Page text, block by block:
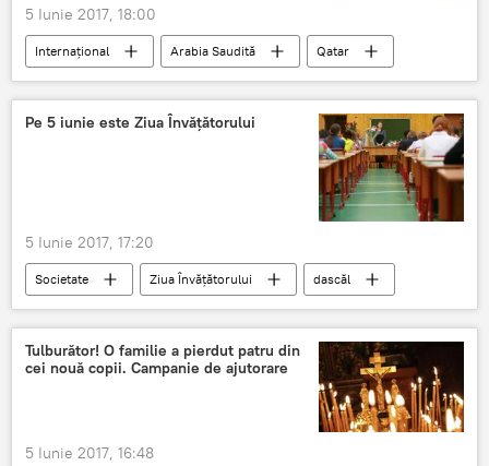
5 Iunie 2017, 18:00
Internaţional Arabia Saudită
Qatar
Relații diplomatice
Terorism
Scandal diplomatic
Statul Islamic
Pe 5 iunie este Ziua Învățătorului
5 Iunie 2017, 17:20
Societate Ziua Învățătorului
dascăl
ziua profesorului
la multi ani
Tulburător! O familie a pierdut patru din
cei nouă copii. Campanie de ajutorare
5 Iunie 2017, 16:48